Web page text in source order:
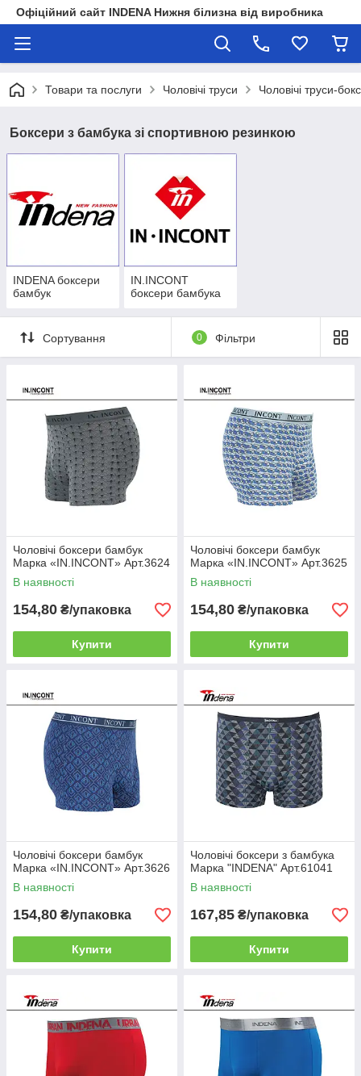
Офіційний сайт INDENA Нижня білизна від виробника
Товари та послуги Чоловічі труси Чоловічі труси-
Боксери з бамбука зі спортивною резинкою
INDENA боксери
бамбук
IN.INCONT
боксери бамбука
Сортування 0 Фільтри
Чоловічі боксери бамбук
Марка «IN.INCONT» Арт.3624
В наявності
154,80 ₴/упаковка
Купити
Чоловічі боксери бамбук
Марка «IN.INCONT» Арт.3625
В наявності
154,80 ₴/упаковка
Купити
Чоловічі боксери бамбук
Марка «IN.INCONT» Арт.3626
В наявності
154,80 ₴/упаковка
Купити
Чоловічі боксери з бамбука
Марка "INDENA" Арт.61041
В наявності
167,85 ₴/упаковка
Купити